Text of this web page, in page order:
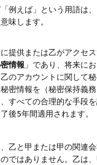
例えば」という用語は
味します。
提供または乙がアクセ
情報 」であり、将来に
のアカウントに関して
密情報を（秘密保持義
すべての合理的な手段
後5年間適用されます。
乙と甲または甲の関連
ではありません。乙は